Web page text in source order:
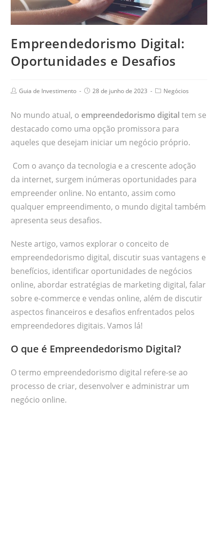
Empreendedorismo Digital:
Oportunidades e Desafios
Guia de Investimento 28 de junho de 2023 Negócios
No mundo atual, o empreendedorismo digital tem se
destacado como uma opção promissora para
aqueles que desejam iniciar um negócio próprio.
Com o avanço da tecnologia e a crescente adoção
da internet, surgem inúmeras oportunidades para
empreender online. No entanto, assim como
qualquer empreendimento, o mundo digital também
apresenta seus desafios.
Neste artigo, vamos explorar o conceito de
empreendedorismo digital, discutir suas vantagens e
benefícios, identificar oportunidades de negócios
online, abordar estratégias de marketing digital, falar
sobre e-commerce e vendas online, além de discutir
aspectos financeiros e desafios enfrentados pelos
empreendedores digitais. Vamos lá!
O que é Empreendedorismo Digital?
O termo empreendedorismo digital refere-se ao
processo de criar, desenvolver e administrar um
negócio online.